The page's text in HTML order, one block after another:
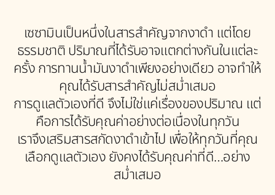
เซซามินเป็นหนึ่งในสารสำคัญจากงาดำ แต่โดย
ธรรมชาติ ปริมาณที่ได้รับอาจแตกต่างกันในแต่ละ
ครั้ง การทานน้ำมันงาดำเพียงอย่างเดียว อาจทำให้
คุณได้รับสารสำคัญไม่สม่ำเสมอ
การดูแลตัวเองที่ดี จึงไม่ใช่แค่เรื่องของปริมาณ แต่
คือการได้รับคุณค่าอย่างต่อเนื่องในทุกวัน
เราจึงเสริมสารสกัดงาดำเข้าไป เพื่อให้ทุกวันที่คุณ
เลือกดูแลตัวเอง ยังคงได้รับคุณค่าที่ดี…อย่าง
สม่ำเสมอ